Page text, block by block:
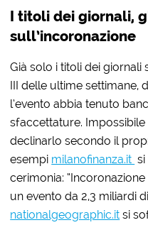
I titoli dei giornali,
sull’incoronazione
Già solo i titoli dei giornali
III delle ultime settimane,
l’evento abbia tenuto
sfaccettature. Impossibile
declinarlo secondo il
esempi milanofinanza.it
cerimonia:
un evento da 2,3 miliardi
nationalgeographic.it si